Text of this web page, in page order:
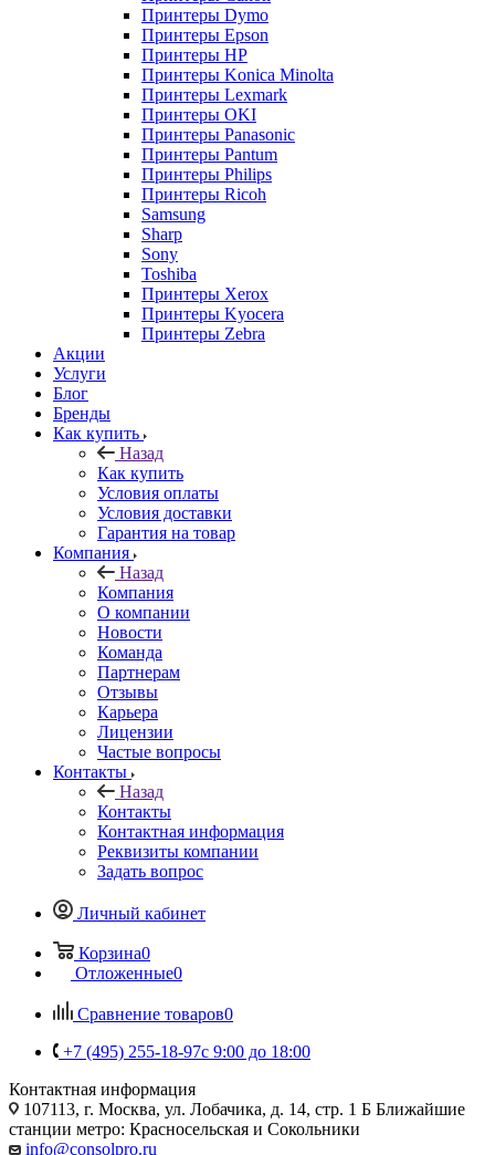
Принтеры Dymo
Принтеры Epson
Принтеры HP
Принтеры Konica Minolta
Принтеры Lexmark
Принтеры OKI
Принтеры Panasonic
Принтеры Pantum
Принтеры Philips
Принтеры Ricoh
Samsung
Sharp
Sony
Toshiba
Принтеры Xerox
Принтеры Kyocera
Принтеры Zebra
Акции
Услуги
Блог
Бренды
Как купить
Назад
Как купить
Условия оплаты
Условия доставки
Гарантия на товар
Компания
Назад
Компания
О компании
Новости
Команда
Партнерам
Отзывы
Карьера
Лицензии
Частые вопросы
Контакты
Назад
Контакты
Контактная информация
Реквизиты компании
Задать вопрос
Личный кабинет
Корзина0
Отложенные0
Сравнение товаров0
+7 (495) 255-18-97с 9:00 до 18:00
Контактная информация
107113, г. Москва, ул. Лобачика, д. 14, стр. 1 Б Ближайшие
станции метро: Красносельская и Сокольники
info@consolpro.ru